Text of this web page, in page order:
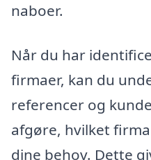
naboer.
Når du har
firmaer, kan du
referencer og
afgøre, hvilket
dine behov. Dette